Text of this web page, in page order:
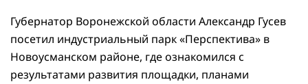
Губернатор Воронежской области Александр Гусев
посетил индустриальный парк «Перспектива» в
Новоусманском районе, где ознакомился с
результатами развития площадки, планами